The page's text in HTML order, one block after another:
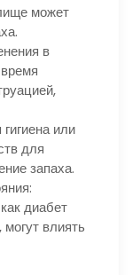
может
в
или
для
запаха.
диабет
влиять